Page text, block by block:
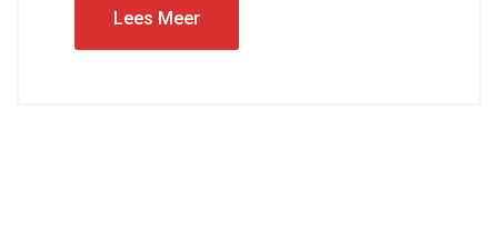
Lees Meer